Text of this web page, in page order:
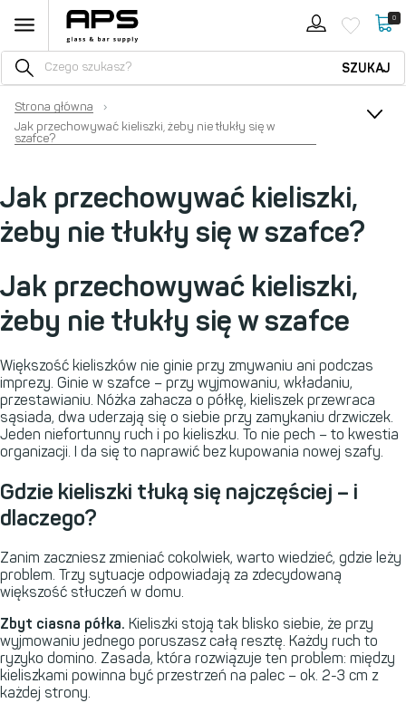
0
SZUKAJ
Strona główna
›
Jak przechowywać kieliszki, żeby nie tłukły się w
szafce?
Jak przechowywać kieliszki,
żeby nie tłukły się w szafce?
Jak przechowywać kieliszki,
żeby nie tłukły się w szafce
Większość kieliszków nie ginie przy zmywaniu ani podczas
imprezy. Ginie w szafce – przy wyjmowaniu, wkładaniu,
przestawianiu. Nóżka zahacza o półkę, kieliszek przewraca
sąsiada, dwa uderzają się o siebie przy zamykaniu drzwiczek.
Jeden niefortunny ruch i po kieliszku. To nie pech – to kwestia
organizacji. I da się to naprawić bez kupowania nowej szafy.
Gdzie kieliszki tłuką się najczęściej – i
dlaczego?
Zanim zaczniesz zmieniać cokolwiek, warto wiedzieć, gdzie leży
problem. Trzy sytuacje odpowiadają za zdecydowaną
większość stłuczeń w domu.
Zbyt ciasna półka. Kieliszki stoją tak blisko siebie, że przy
wyjmowaniu jednego poruszasz całą resztę. Każdy ruch to
ryzyko domino. Zasada, która rozwiązuje ten problem: między
kieliszkami powinna być przestrzeń na palec – ok. 2-3 cm z
każdej strony.